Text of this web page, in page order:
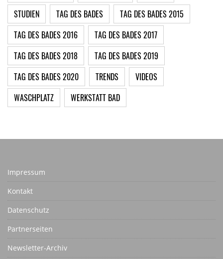
STUDIEN
TAG DES BADES
TAG DES BADES 2015
TAG DES BADES 2016
TAG DES BADES 2017
TAG DES BADES 2018
TAG DES BADES 2019
TAG DES BADES 2020
TRENDS
VIDEOS
WASCHPLATZ
WERKSTATT BAD
Impressum
Kontakt
Datenschutz
Partnerseiten
Newsletter-Archiv